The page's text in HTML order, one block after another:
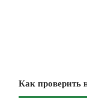
Как проверить